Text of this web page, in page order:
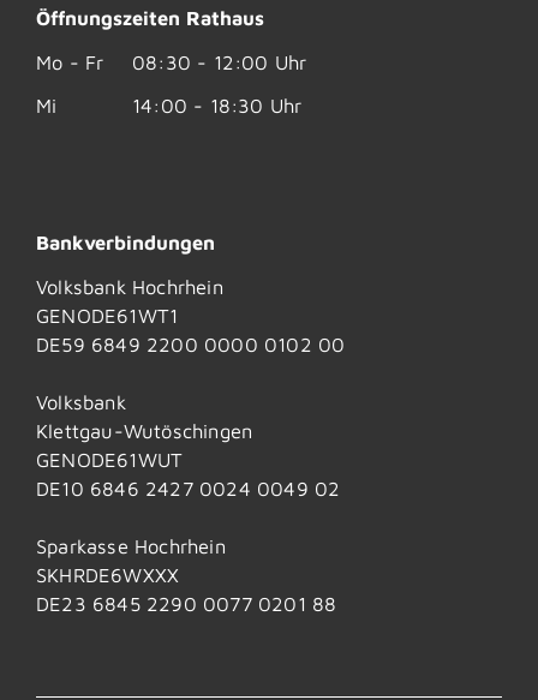
Öffnungszeiten Rathaus
Mo - Fr
08:30 - 12:00 Uhr
Mi
14:00 - 18:30 Uhr
Bankverbindungen
Volksbank Hochrhein
GENODE61WT1
DE59 6849 2200 0000 0102 00
Volksbank
Klettgau-Wutöschingen
GENODE61WUT
DE10 6846 2427 0024 0049 02
Sparkasse Hochrhein
SKHRDE6WXXX
DE23 6845 2290 0077 0201 88